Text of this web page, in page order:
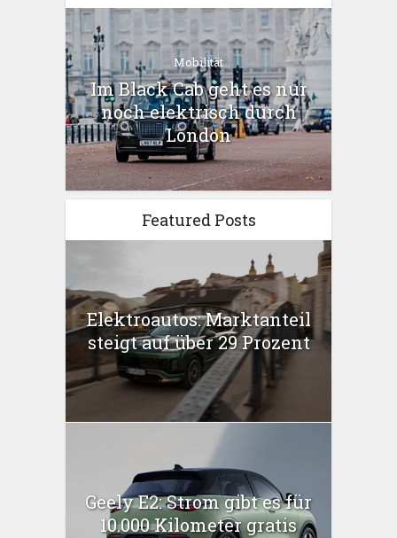
Mobilität
Im Black Cab geht es nur
noch elektrisch durch
London
Featured Posts
Elektroautos: Marktanteil
steigt auf über 29 Prozent
Geely E2: Strom gibt es für
10.000 Kilometer gratis